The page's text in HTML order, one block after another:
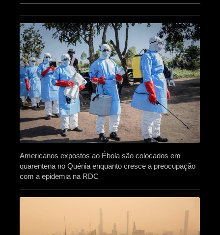
Americanos expostos ao Ébola são colocados em
quarentena no Quénia enquanto cresce a preocupação
com a epidemia na RDC